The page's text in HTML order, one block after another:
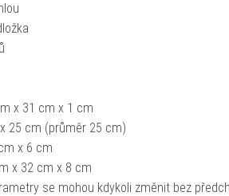
x 31 cm x 1 cm
25 cm (průměr 25 cm)
x 6 cm
x 32 cm x 8 cm
se mohou kdykoli změnit bez